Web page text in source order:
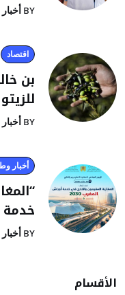
BY
اقتصاد
بن
BY
أخبار
خدمة
BY
الأقسام